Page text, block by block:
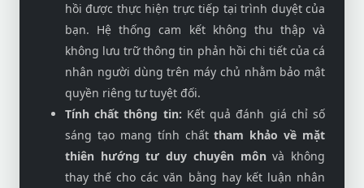
hồi được thực hiện trực tiếp tại trình duyệt của
bạn. Hệ thống cam kết không thu thập và
không lưu trữ thông tin phản hồi chi tiết của cá
nhân người dùng trên máy chủ nhằm bảo mật
quyền riêng tư tuyệt đối.
Tính chất thông tin: Kết quả đánh giá chỉ số
sáng tạo mang tính chấttham khảo về mặt
thiên hướng tư duy chuyên môn và không
thay thế cho các văn bằng hay kết luận nhân